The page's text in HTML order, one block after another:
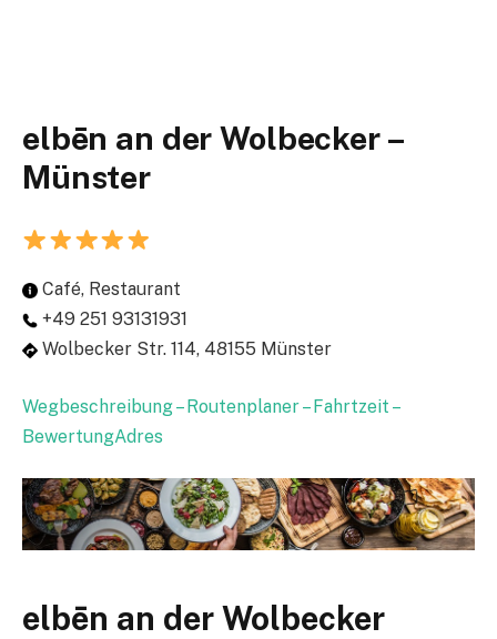
elbēn an der Wolbecker –
Münster
Café, Restaurant
+49 251 93131931
Wolbecker Str. 114, 48155 Münster
Wegbeschreibung – Routenplaner – Fahrtzeit –
BewertungAdres
elbēn an der Wolbecker